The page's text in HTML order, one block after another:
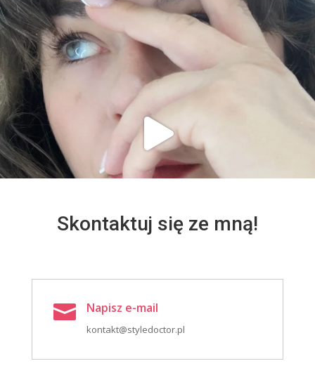
Skontaktuj się ze mną!
 Napisz e-mail
kontakt@styledoctor.pl